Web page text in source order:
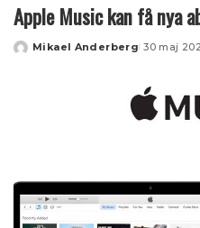
Apple Music kan få nya
Posted
Mikael Anderberg 30 maj